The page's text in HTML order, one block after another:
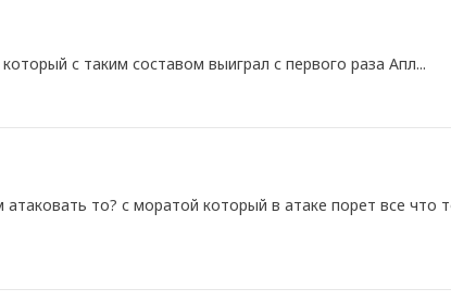
с таким составом выиграл с первого раза Апл...
то? с моратой который в атаке порет все